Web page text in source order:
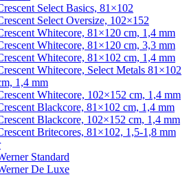
Select Basics, 81×102
Select Oversize, 102×152
Whitecore, 81×120 cm, 1,4 mm
Whitecore, 81×120 cm, 3,3 mm
Whitecore, 81×102 cm, 1,4 mm
Whitecore, Select Metals 81×102
1,4 mm
Whitecore, 102×152 cm, 1,4 mm
Blackcore, 81×102 cm, 1,4 mm
Blackcore, 102×152 cm, 1,4 mm
Britecores, 81×102, 1,5-1,8 mm
Standard
De Luxe